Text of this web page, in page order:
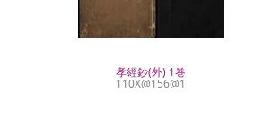
孝經鈔(外) 1巻
110X@156@1